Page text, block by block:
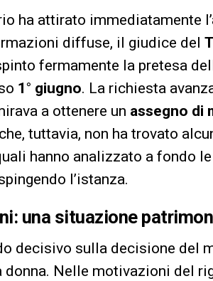
ha attirato immediatamente
diffuse, il giudice del
fermamente la pretesa
1° giugno. La richiesta
a ottenere un assegno di
tuttavia, non ha trovato
hanno analizzato a fondo
l’istanza.
una situazione
decisivo sulla decisione del
Nelle motivazioni del